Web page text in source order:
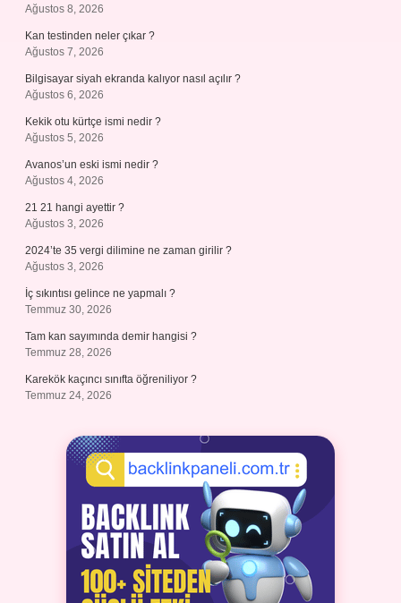
Ağustos 8, 2026
Kan testinden neler çıkar ?
Ağustos 7, 2026
Bilgisayar siyah ekranda kalıyor nasıl açılır ?
Ağustos 6, 2026
Kekik otu kürtçe ismi nedir ?
Ağustos 5, 2026
Avanos’un eski ismi nedir ?
Ağustos 4, 2026
21 21 hangi ayettir ?
Ağustos 3, 2026
2024’te 35 vergi dilimine ne zaman girilir ?
Ağustos 3, 2026
İç sıkıntısı gelince ne yapmalı ?
Temmuz 30, 2026
Tam kan sayımında demir hangisi ?
Temmuz 28, 2026
Karekök kaçıncı sınıfta öğreniliyor ?
Temmuz 24, 2026